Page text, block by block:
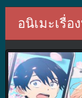
อนิเมะเรื่